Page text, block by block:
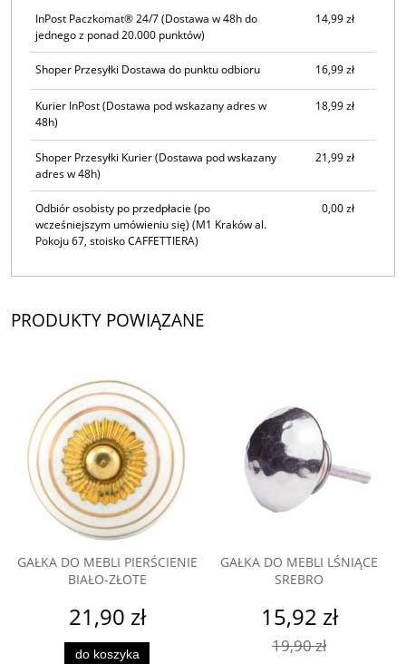
InPost Paczkomat® 24/7(Dostawa w 48h do
jednego z ponad 20.000 punktów)
14,99 zł
Shoper Przesyłki Dostawa do punktu odbioru 16,99 zł
Kurier InPost(Dostawa pod wskazany adres w
48h)
18,99 zł
Shoper Przesyłki Kurier(Dostawa pod wskazany
adres w 48h)
21,99 zł
Odbiór osobisty po przedpłacie (po
wcześniejszym umówieniu się) (M1 Kraków al.
Pokoju 67, stoisko CAFFETTIERA)
0,00 zł
PRODUKTY POWIĄZANE
GAŁKA DO MEBLI PIERŚCIENIE
BIAŁO-ZŁOTE
21,90 zł
do koszyka
GAŁKA DO MEBLI LŚNIĄCE
SREBRO
15,92 zł
19,90 zł